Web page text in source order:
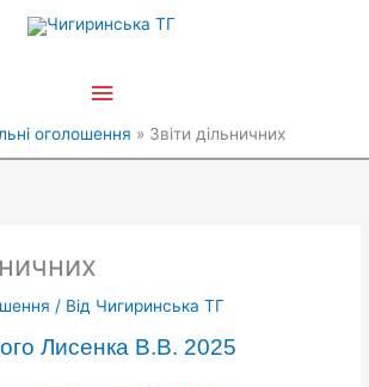
Головне
оголошення Звіти дільничних
/ Від Чигиринська ТГ
Лисенка В.В. 2025